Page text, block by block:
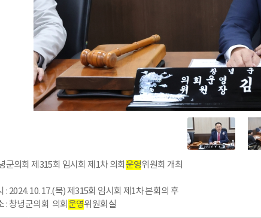
군의회 제315회 임시회 제1차 의회 운영위원회 개최
: 2024. 10. 17.(목) 제315회 임시회 제1차 본회의 후
: 창녕군의회 의회 운영위원회실